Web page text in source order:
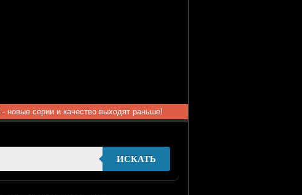
новые серии и качество выходят раньше!
ИСКАТЬ